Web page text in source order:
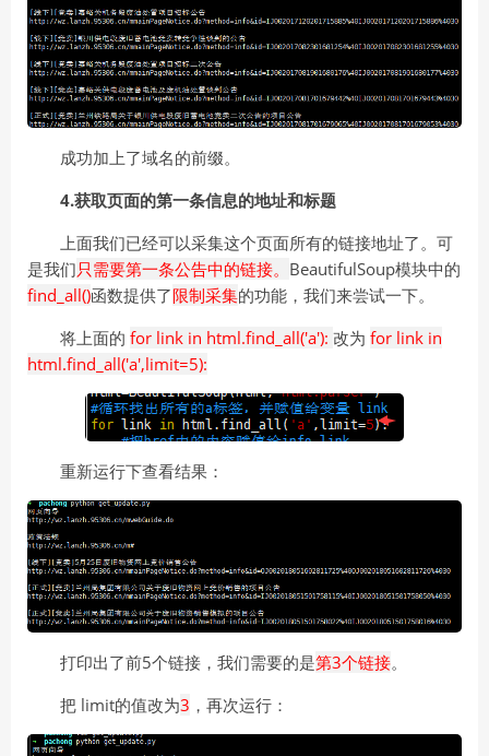
成功加上了域名的前缀。
4.获取页面的第一条信息的地址和标题
上面我们已经可以采集这个页面所有的链接地址了。可
是我们只需要第一条公告中的链接。 BeautifulSoup模块中的
find_all()函数提供了限制采集的功能，我们来尝试一下。
将上面的 for link in html.find_all('a'): 改为 for link in
html.find_all('a',limit=5):
重新运行下查看结果：
打印出了前5个链接，我们需要的是第3个链接。
把 limit的值改为3 ，再次运行：